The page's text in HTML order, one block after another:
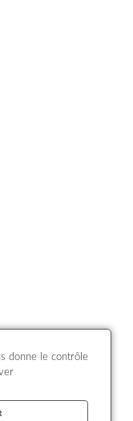
donne le contrôle